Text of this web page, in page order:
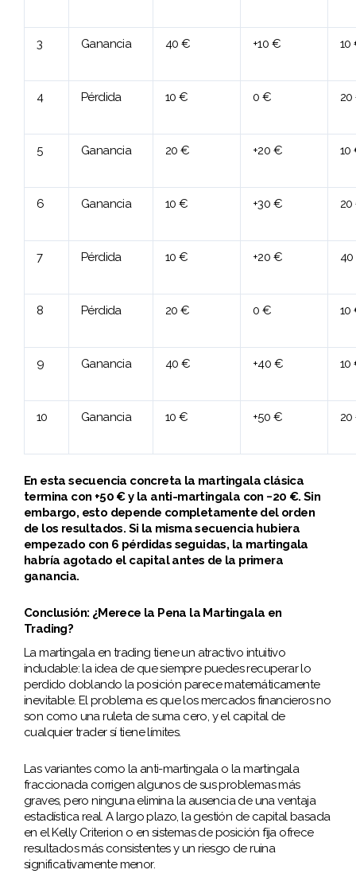
3 Ganancia 40 € +10 € 10
4 Pérdida 10 € 0 €
5 Ganancia 20 € +20 € 10
6 Ganancia 10 € +30 €
7 Pérdida 10 € +20 €
8 Pérdida 20 € 0 € 10
9 Ganancia 40 € +40 € 10
10 Ganancia 10 € +50 €
En esta secuencia concreta la martingala clásica
termina con +50 € y la anti-martingala con −20 €. Sin
embargo, esto depende completamente del orden
de los resultados. Si la misma secuencia hubiera
empezado con 6 pérdidas seguidas, la martingala
habría agotado el capital antes de la primera
ganancia.
Conclusión: ¿Merece la Pena la Martingala en
Trading?
La martingala en trading tiene un atractivo intuitivo
indudable: la idea de que siempre puedes recuperar lo
perdido doblando la posición parece matemáticamente
inevitable. El problema es que los mercados financieros no
son como una ruleta de suma cero, y el capital de
cualquier trader sí tiene límites.
Las variantes como la anti-martingala o la martingala
fraccionada corrigen algunos de sus problemas más
graves, pero ninguna elimina la ausencia de una ventaja
estadística real. A largo plazo, la gestión de capital basada
en el Kelly Criterion o en sistemas de posición fija ofrece
resultados más consistentes y un riesgo de ruina
significativamente menor.